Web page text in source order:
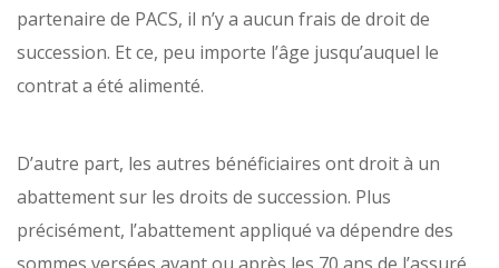
partenaire de PACS, il n’y a aucun frais de droit de
succession. Et ce, peu importe l’âge jusqu’auquel le
contrat a été alimenté.
D’autre part, les autres bénéficiaires ont droit à un
abattement sur les droits de succession. Plus
précisément, l’abattement appliqué va dépendre des